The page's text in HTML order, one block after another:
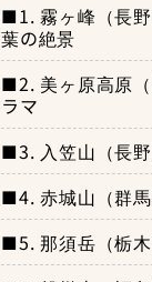
■1. 霧ヶ峰（長
葉の絶景
霧ヶ峰へのアク
車でアクセ
電車・バス
霧ヶ峰のおす
「ころぼっ
霧ヶ峰のおす
岳の湯温泉
おすすめビュ
■2. 美ヶ原高原
ラマ
美ヶ原おすす
美ヶ原へのア
車でアクセ
電車・バス
美ヶ原のおす
「山本小屋
美ヶ原のおす
別所温泉「
おすすめビュ
■3. 入笠山（長
入笠山おすす
入笠山へのア
車でアクセ
電車・バス
入笠山のおす
「山彦荘（
入笠山のおす
「ゆ～とろ
おすすめビュ
■4. 赤城山（群
赤城山のおす
赤城山へのア
車でアクセ
電車・バス
赤城山のおす
「青木旅館
赤城山のおす
■5. 那須岳（栃
那須岳のおす
那須岳へのア
車でアクセ
電車・バス
那須岳のおす
磐梯山のおす
磐梯山へのア
車でアクセ